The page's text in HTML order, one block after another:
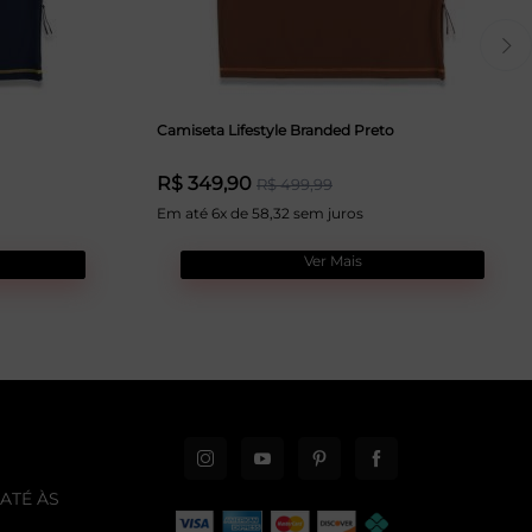
Camiseta Lifestyle Branded Preto
R$ 349,90 R$ 499,99
Em até 6x de 58,32 sem juros
Ver Mais
ÀS